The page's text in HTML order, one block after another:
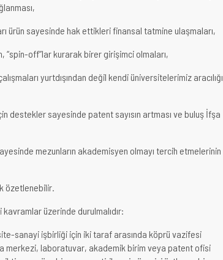
ürün sayesinde hak ettikleri finansal tatmine ulaşmaları,
“spin-off”lar kurarak birer girişimci olmaları,
yurtdışından değil kendi üniversitelerimiz aracılığı
destekler sayesinde patent sayısın artması ve buluş İfşa
mezunların akademisyen olmayı tercih etmelerinin
özetlenebilir.
kavramlar üzerinde durulmalıdır:
sanayi işbirliği için iki taraf arasında köprü vazifesi
merkezi, laboratuvar, akademik birim veya patent ofisi